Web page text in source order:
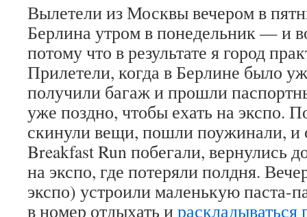
Вылетели из Москвы вечером в
Берлина утром в понедельник — и
потому что в результате я город
Прилетели, когда в Берлине было
получили багаж и прошли
уже поздно, чтобы ехать на экспо.
скинули вещи, пошли поужинали, и
Breakfast Run побегали, вернулись
на экспо, где потеряли полдня.
экспо) устроили маленькую паста-
в номер отдыхать и